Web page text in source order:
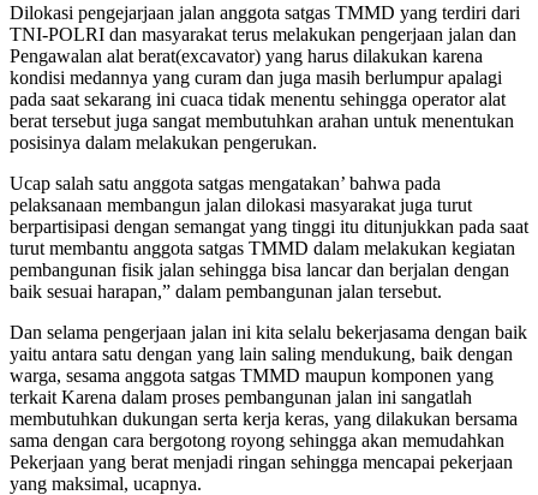
Dilokasi pengejarjaan jalan anggota satgas TMMD yang terdiri dari
TNI-POLRI dan masyarakat terus melakukan pengerjaan jalan dan
Pengawalan alat berat(excavator) yang harus dilakukan karena
kondisi medannya yang curam dan juga masih berlumpur apalagi
pada saat sekarang ini cuaca tidak menentu sehingga operator alat
berat tersebut juga sangat membutuhkan arahan untuk menentukan
posisinya dalam melakukan pengerukan.
Ucap salah satu anggota satgas mengatakan’ bahwa pada
pelaksanaan membangun jalan dilokasi masyarakat juga turut
berpartisipasi dengan semangat yang tinggi itu ditunjukkan pada saat
turut membantu anggota satgas TMMD dalam melakukan kegiatan
pembangunan fisik jalan sehingga bisa lancar dan berjalan dengan
baik sesuai harapan,” dalam pembangunan jalan tersebut.
Dan selama pengerjaan jalan ini kita selalu bekerjasama dengan baik
yaitu antara satu dengan yang lain saling mendukung, baik dengan
warga, sesama anggota satgas TMMD maupun komponen yang
terkait Karena dalam proses pembangunan jalan ini sangatlah
membutuhkan dukungan serta kerja keras, yang dilakukan bersama
sama dengan cara bergotong royong sehingga akan memudahkan
Pekerjaan yang berat menjadi ringan sehingga mencapai pekerjaan
yang maksimal, ucapnya.